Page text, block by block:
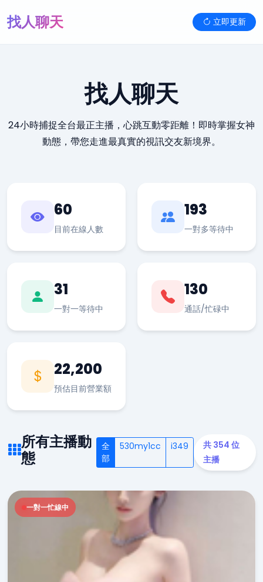
找人聊天 立即更新
找人聊天
24小時捕捉全台最正主播，心跳互動零距離！即時掌握女神
動態，帶您走進最真實的視訊交友新境界。
60
目前在線人數
193
一對多等待中
31
一對一等待中
130
通話/忙碌中
22,200
預估目前營業額
所有主播動
態
全
部
530my1cc i349
共 354 位
主播
一對一忙線中